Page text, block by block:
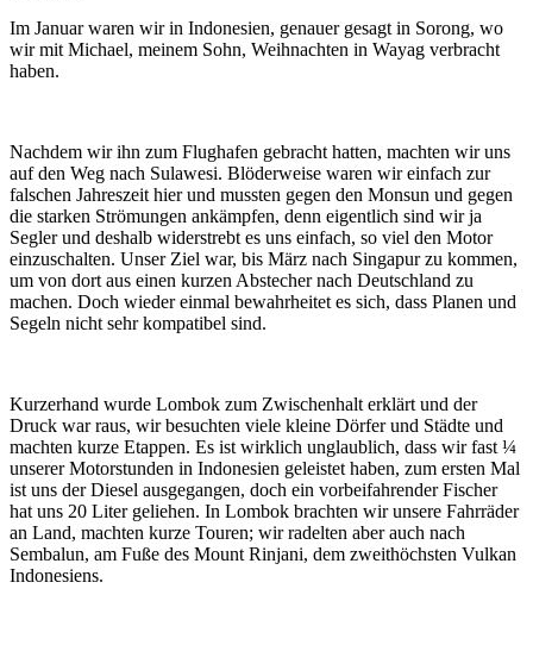
Im Januar waren wir in Indonesien, genauer gesagt in Sorong, wo
wir mit Michael, meinem Sohn, Weihnachten in Wayag verbracht
haben.
Nachdem wir ihn zum Flughafen gebracht hatten, machten wir uns
auf den Weg nach Sulawesi. Blöderweise waren wir einfach zur
falschen Jahreszeit hier und mussten gegen den Monsun und gegen
die starken Strömungen ankämpfen, denn eigentlich sind wir ja
Segler und deshalb widerstrebt es uns einfach, so viel den Motor
einzuschalten. Unser Ziel war, bis März nach Singapur zu kommen,
um von dort aus einen kurzen Abstecher nach Deutschland zu
machen. Doch wieder einmal bewahrheitet es sich, dass Planen und
Segeln nicht sehr kompatibel sind.
Kurzerhand wurde Lombok zum Zwischenhalt erklärt und der
Druck war raus, wir besuchten viele kleine Dörfer und Städte und
machten kurze Etappen. Es ist wirklich unglaublich, dass wir fast ¼
unserer Motorstunden in Indonesien geleistet haben, zum ersten Mal
ist uns der Diesel ausgegangen, doch ein vorbeifahrender Fischer
hat uns 20 Liter geliehen. In Lombok brachten wir unsere Fahrräder
an Land, machten kurze Touren; wir radelten aber auch nach
Sembalun, am Fuße des Mount Rinjani, dem zweithöchsten Vulkan
Indonesiens.